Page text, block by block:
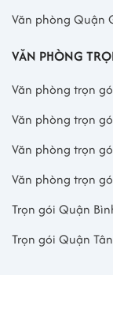
Văn phòng Quận
VĂN PHÒNG
Văn phòng trọn
Văn phòng trọn
Văn phòng trọn
Văn phòng trọn
Trọn gói Quận
Trọn gói Quận